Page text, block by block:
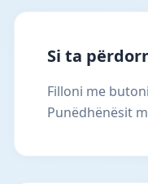
Si ta
Filloni me
Punëdhënësit